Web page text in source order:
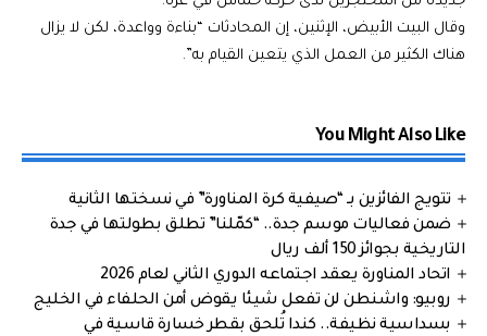
وقال البيت الأبيض، الإثنين، إن المحادثات “بناءة وواعدة، لكن لا يزال
هناك الكثير من العمل الذي يتعين القيام به”.
You Might Also Like
تتويج الفائزين بـ “صيفية كرة المناورة” في نسختها الثانية
ضمن فعاليات موسم جدة.. “كمّلنا” تطلق بطولتها في جدة
التاريخية بجوائز 150 ألف ريال
اتحاد المناورة يعقد اجتماعه الدوري الثاني لعام 2026
روبيو: واشنطن لن تفعل شيئا يقوض أمن الحلفاء في الخليج
بسداسية نظيفة.. كندا تُلحق بقطر خسارة قاسية في